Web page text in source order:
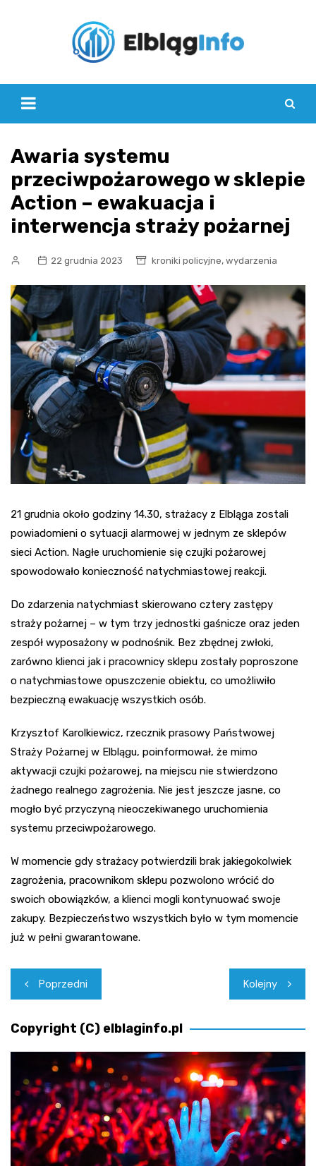
Awaria systemu
przeciwpożarowego w sklepie
Action – ewakuacja i
interwencja straży pożarnej
22 grudnia 2023 kroniki policyjne, wydarzenia
21 grudnia około godziny 14.30, strażacy z Elbląga zostali
powiadomieni o sytuacji alarmowej w jednym ze sklepów
sieci Action. Nagłe uruchomienie się czujki pożarowej
spowodowało konieczność natychmiastowej reakcji.
Do zdarzenia natychmiast skierowano cztery zastępy
straży pożarnej – w tym trzy jednostki gaśnicze oraz jeden
zespół wyposażony w podnośnik. Bez zbędnej zwłoki,
zarówno klienci jak i pracownicy sklepu zostały poproszone
o natychmiastowe opuszczenie obiektu, co umożliwiło
bezpieczną ewakuację wszystkich osób.
Krzysztof Karolkiewicz, rzecznik prasowy Państwowej
Straży Pożarnej w Elblągu, poinformował, że mimo
aktywacji czujki pożarowej, na miejscu nie stwierdzono
żadnego realnego zagrożenia. Nie jest jeszcze jasne, co
mogło być przyczyną nieoczekiwanego uruchomienia
systemu przeciwpożarowego.
W momencie gdy strażacy potwierdzili brak jakiegokolwiek
zagrożenia, pracownikom sklepu pozwolono wrócić do
swoich obowiązków, a klienci mogli kontynuować swoje
zakupy. Bezpieczeństwo wszystkich było w tym momencie
już w pełni gwarantowane.
Nawigacja
wpisu
Poprzedni Kolejny
Copyright (C) elblaginfo.pl